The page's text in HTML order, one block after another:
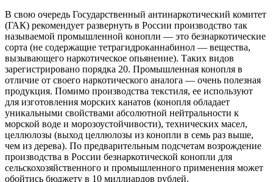
В свою очередь Государственный антинаркотический комитет
(ГАК) рекомендует развернуть в России производство так
называемой промышленной конопли — это безнаркотические
сорта (не содержащие тетрагидроканнабинол — вещества,
вызывающего наркотическое опьянение). Таких видов
зарегистрировано порядка 20. Промышленная конопля в
отличие от своего наркотического аналога — очень полезная
продукция. Помимо производства текстиля, ее используют
для изготовления морских канатов (конопля обладает
уникальными свойствами абсолютной нейтральности к
морской воде и морозоустойчивости), технических масел,
целлюлозы (выход целлюлозы из конопли в семь раз выше,
чем из дерева). По предварительным подсчетам возрождение
производства в России безнаркотической конопли для
сельскохозяйственного и промышленного применения может
обойтись бюджету в 10 миллиардов рублей.